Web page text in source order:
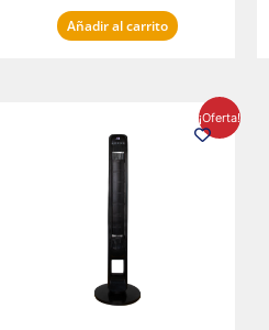
Añadir al carrito
¡Oferta!
original
era:
precio
actual